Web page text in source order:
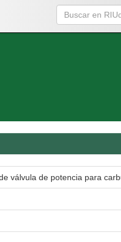
válvula de potencia para